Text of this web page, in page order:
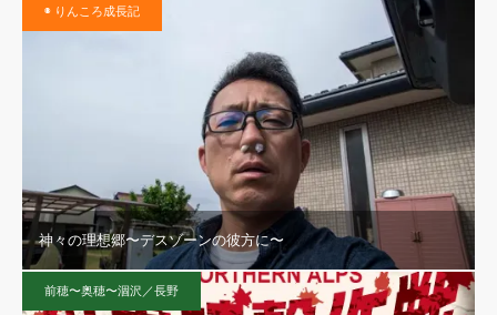
◉ りんころ成長記
神々の理想郷〜デスゾーンの彼方に〜
前穂〜奥穂〜涸沢／長野